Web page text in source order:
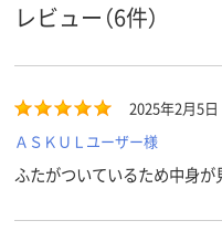
レビュー（6件）
2025年2月5日
ＡＳＫＵＬユーザー様
ふたがついているため中身が